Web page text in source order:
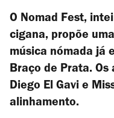
O Nomad Fest,
cigana, propõe
música nómada já
Braço de Prata. Os
Diego El Gavi e
alinhamento.